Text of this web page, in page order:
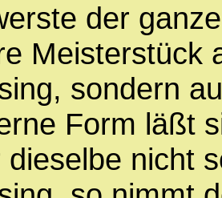
der
Meisterstück
sondern
Form läßt
dieselbe nicht